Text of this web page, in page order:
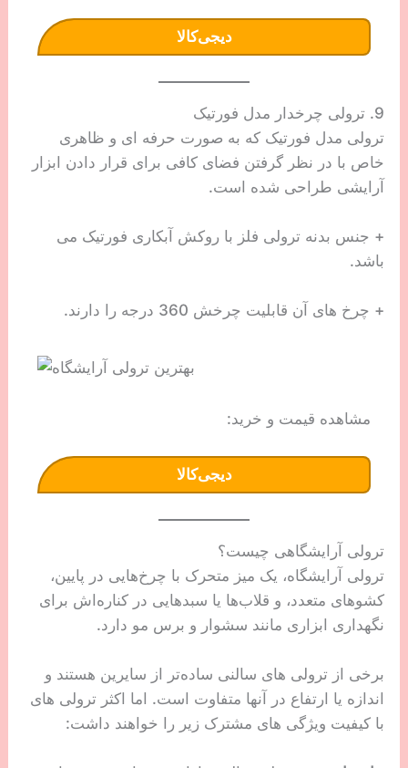
دیجی‌کالا
9. ترولی چرخدار مدل فورتیک
ترولی مدل فورتیک که به صورت حرفه ای و ظاهری
خاص با در نظر گرفتن فضای کافی برای قرار دادن ابزار
آرایشی طراحی شده است.
+ جنس بدنه ترولی فلز با روکش آبکاری فورتیک می
باشد.
+ چرخ های آن قابلیت چرخش 360 درجه را دارند.
مشاهده قیمت و خرید:
دیجی‌کالا
ترولی آرایشگاهی چیست؟
ترولی آرایشگاه، یک میز متحرک با چرخ‌هایی در پایین،
کشوهای متعدد، و قلاب‌ها یا سبدهایی در کناره‌اش برای
نگهداری ابزاری مانند سشوار و برس مو دارد.
برخی از ترولی های سالنی ساده‌تر از سایرین هستند و
اندازه یا ارتفاع در آنها متفاوت است. اما اکثر ترولی های
با کیفیت ویژگی های مشترک زیر را خواهند داشت: